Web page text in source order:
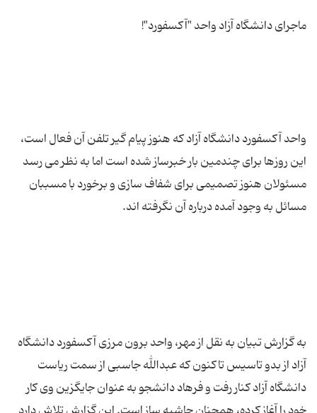
واحد آکسفورد دانشگاه آزاد که هنوز پیام گیر تلفن آن فعال است،‌
این روزها برای چندمین بار خبرساز شده است اما به نظر می رسد
مسئولان هنوز تصمیمی برای شفاف سازی و برخورد با مسببان
به گزارش تبیان به نقل از مهر، واحد برون مرزی آکسفورد دانشگاه
آزاد از بدو تاسیس تاکنون که عبدالله جاسبی از سمت ریاست
دانشگاه آزاد کنار رفت و فرهاد دانشجو به عنوان جایگزین وی کار